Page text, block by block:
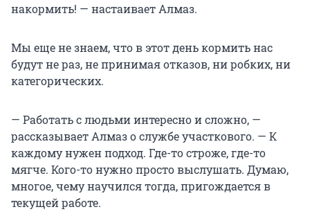
накормить! — настаивает Алмаз.
Мы еще не знаем, что в этот день кормить нас
будут не раз, не принимая отказов, ни робких, ни
категорических.
— Работать с людьми интересно и сложно, —
рассказывает Алмаз о службе участкового. — К
каждому нужен подход. Где-то строже, где-то
мягче. Кого-то нужно просто выслушать. Думаю,
многое, чему научился тогда, пригождается в
текущей работе.